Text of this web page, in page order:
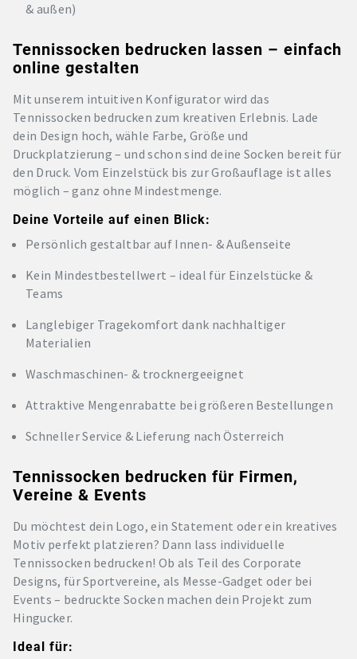
& außen)
Tennissocken bedrucken lassen – einfach
online gestalten
Mit unserem intuitiven Konfigurator wird das
Tennissocken bedrucken zum kreativen Erlebnis. Lade
dein Design hoch, wähle Farbe, Größe und
Druckplatzierung – und schon sind deine Socken bereit für
den Druck. Vom Einzelstück bis zur Großauflage ist alles
möglich – ganz ohne Mindestmenge.
Deine Vorteile auf einen Blick:
Persönlich gestaltbar auf Innen- & Außenseite
Kein Mindestbestellwert – ideal für Einzelstücke &
Teams
Langlebiger Tragekomfort dank nachhaltiger
Materialien
Waschmaschinen- & trocknergeeignet
Attraktive Mengenrabatte bei größeren Bestellungen
Schneller Service & Lieferung nach Österreich
Tennissocken bedrucken für Firmen,
Vereine & Events
Du möchtest dein Logo, ein Statement oder ein kreatives
Motiv perfekt platzieren? Dann lass individuelle
Tennissocken bedrucken! Ob als Teil des Corporate
Designs, für Sportvereine, als Messe-Gadget oder bei
Events – bedruckte Socken machen dein Projekt zum
Hingucker.
Ideal für: